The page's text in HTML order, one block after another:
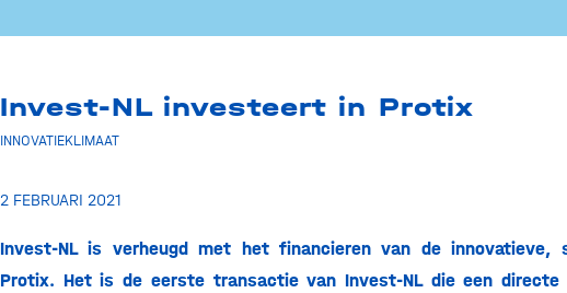
Invest-NL investeert in Protix
INNOVATIEKLIMAAT
2 FEBRUARI 2021
Invest-NL is verheugd met het financieren van de innovatieve,
Protix. Het is de eerste transactie van Invest-NL die een directe